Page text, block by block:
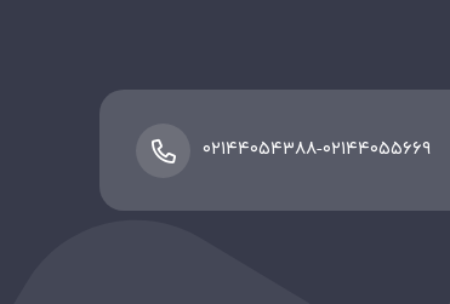
۰۲۱۴۴۰۵۵۶۶۹-۰۲۱۴۴۰۵۴۳۸۸